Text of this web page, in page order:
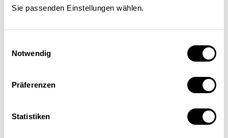
Sie passenden Einstellungen wählen.
Notwendig
Präferenzen
Statistiken
Nicole & Mario